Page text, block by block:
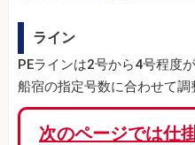
ライン
PEラインは2号から4号程度
船宿の指定号数に合わせて調
次のページでは仕